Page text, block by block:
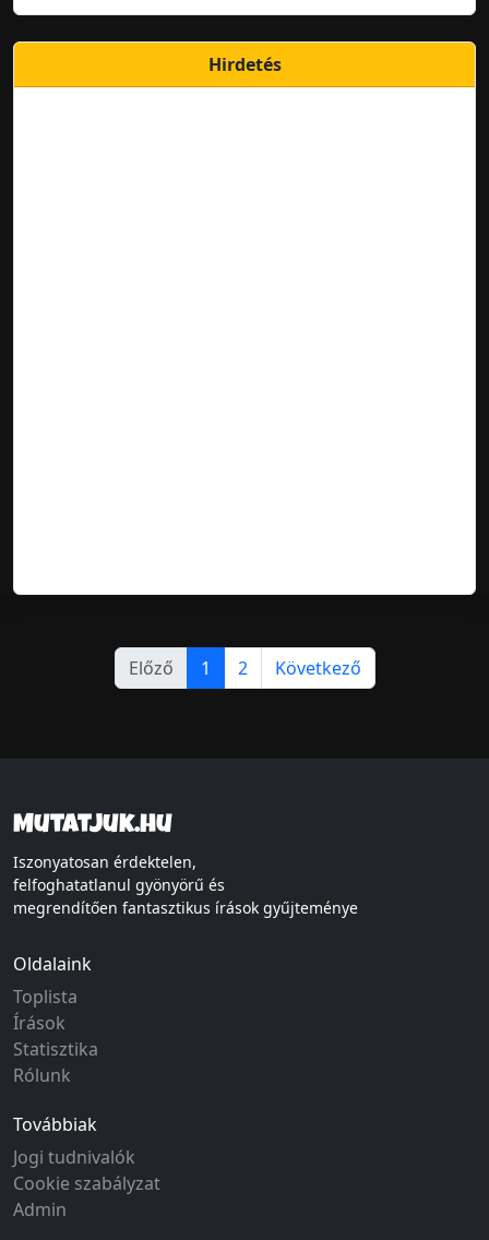
Hirdetés
Előző 1 2 Következő
Mutatjuk.hu
Iszonyatosan érdektelen,
felfoghatatlanul gyönyörű és
megrendítően fantasztikus írások gyűjteménye
Oldalaink
Toplista
Írások
Statisztika
Rólunk
Továbbiak
Jogi tudnivalók
Cookie szabályzat
Admin